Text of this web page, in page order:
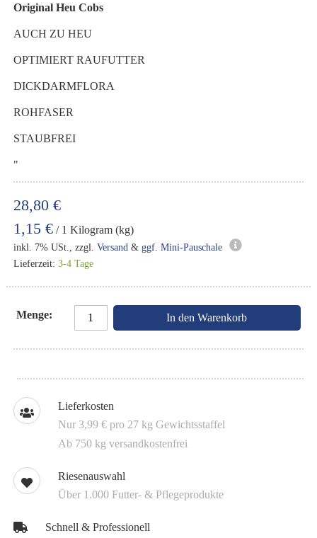
28,80 €
1,15 € / 1 Kilogram (kg)
inkl. 7% USt., zzgl.Versand &ggf. Mini-Pauschale
Lieferzeit:3-4 Tage
Menge In den Warenkorb
Original Heu Cobs
AUCH ZU HEU
OPTIMIERT RAUFUTTER
DICKDARMFLORA
ROHFASER
STAUBFREI
"
Lieferkosten
Nur 3,99 € pro 27 kg Gewichtsstaffel
Ab 750 kg versandkostenfrei
Riesenauswahl
Über 1.000 Futter- & Pflegeprodukte
Schnell & Professionell